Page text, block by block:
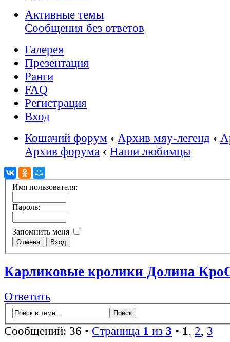
Активные темы
Сообщения без ответов
Галерея
Презентация
Ранги
FAQ
Регистрация
Вход
Кошачий форум ‹ Архив мяу-легенд ‹
Архив форума ‹ Наши любимцы
Имя пользователя:
Пароль:
Запомнить меня
Карликовые кролики Долина
Ответить
Сообщений: 36 • Страница 1 из 3 • 1, 2, 3